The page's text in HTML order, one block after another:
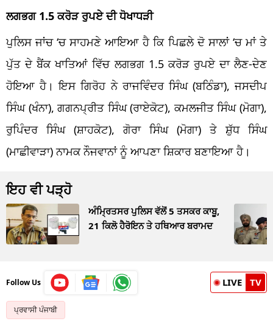
ਲਗਭਗ 1.5 ਕਰੋੜ ਰੁਪਏ ਦੀ ਧੋਖਾਧੜੀ
ਪੁਲਿਸ ਜਾਂਚ ‘ਚ ਸਾਹਮਣੇ ਆਇਆ ਹੈ ਕਿ ਪਿਛਲੇ ਦੋ ਸਾਲਾਂ ‘ਚ ਮਾਂ ਤੇ
ਪੁੱਤ ਦੇ ਬੈਂਕ ਖਾਤਿਆਂ ਵਿੱਚ ਲਗਭਗ 1.5 ਕਰੋੜ ਰੁਪਏ ਦਾ ਲੈਣ-ਦੇਣ
ਹੋਇਆ ਹੈ। ਇਸ ਗਿਰੋਹ ਨੇ ਰਾਜਵਿੰਦਰ ਸਿੰਘ (ਬਠਿੰਡਾ), ਜਸਦੀਪ
ਸਿੰਘ (ਖੰਨਾ), ਗਗਨਪ੍ਰੀਤ ਸਿੰਘ (ਰਾਏਕੋਟ), ਕਮਲਜੀਤ ਸਿੰਘ (ਮੋਗਾ),
ਰੁਪਿੰਦਰ ਸਿੰਘ (ਸ਼ਾਹਕੋਟ), ਗੋਰਾ ਸਿੰਘ (ਮੋਗਾ) ਤੇ ਸ਼ੁੱਧ ਸਿੰਘ
(ਮਾਛੀਵਾੜਾ) ਨਾਮਕ ਨੌਜਵਾਨਾਂ ਨੂੰ ਆਪਣਾ ਸ਼ਿਕਾਰ ਬਣਾਇਆ ਹੈ।
ਇਹ ਵੀ ਪੜ੍ਹੋ
ਅੰਮ੍ਰਿਤਸਰ ਪੁਲਿਸ ਵੱਲੋਂ 5 ਤਸਕਰ ਕਾਬੂ,
21 ਕਿਲੋ ਹੈਰੋਇਨ ਤੇ ਹਥਿਆਰ ਬਰਾਮਦ
Follow Us LIVE TV
ਪ੍ਰਵਾਸੀ ਪੰਜਾਬੀ